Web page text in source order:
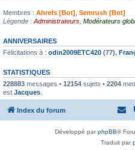
Membres : Ahrefs [Bot] Semrush [Bot]
Légende : Administrateurs Modérateurs
ANNIVERSAIRES
Félicitations à : odin2009ETC420 (77),
STATISTIQUES
228883 messages • 12154 sujets • 2204
est Jacques
Index du forum
Développé parphpBB®
Traduit par